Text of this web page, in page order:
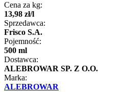
Cena za kg:
13,98 zł/l
Sprzedawca:
Frisco S.A.
Pojemność:
500 ml
Dostawca:
ALEBROWAR SP. Z O.O.
Marka:
ALEBROWAR